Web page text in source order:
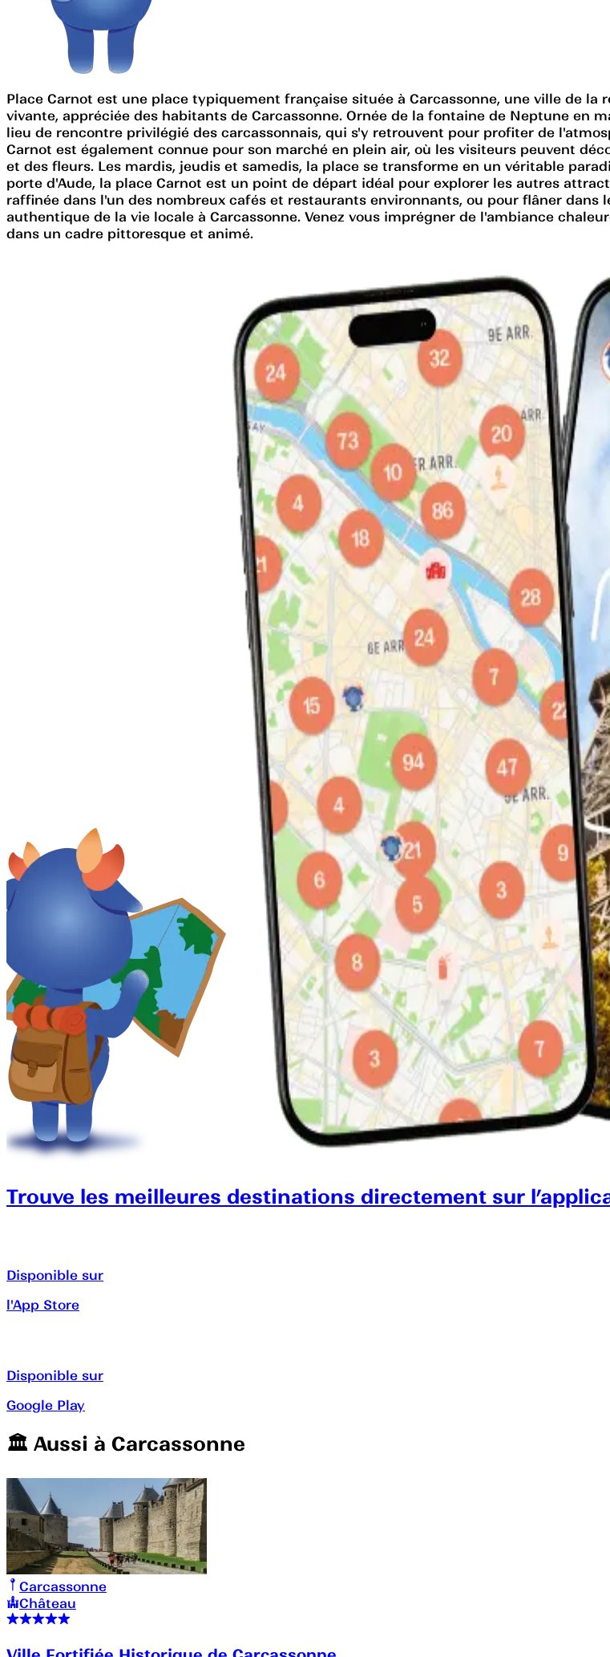
Place Carnot est une place typiquement française située à Carcassonne, une ville de la
vivante, appréciée des habitants de Carcassonne. Ornée de la fontaine de Neptune en
lieu de rencontre privilégié des carcassonnais, qui s'y retrouvent pour profiter de
Carnot est également connue pour son marché en plein air, où les visiteurs peuvent
et des fleurs. Les mardis, jeudis et samedis, la place se transforme en un véritable
porte d'Aude, la place Carnot est un point de départ idéal pour explorer les autres
raffinée dans l'un des nombreux cafés et restaurants environnants, ou pour flâner
authentique de la vie locale à Carcassonne. Venez vous imprégner de l'ambiance
dans un cadre pittoresque et animé.
Trouve les meilleures destinations directement sur
Disponible sur
l'App Store
Disponible sur
Google Play
🏛️️ Aussi à Carcassonne
Carcassonne
Château